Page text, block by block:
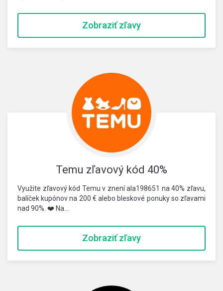
Zobraziť zľavy
Temu zľavový kód 40%
Využite zľavový kód Temu v znení ala198651 na 40% zľavu,
balíček kupónov na 200 € alebo bleskové ponuky so zľavami
nad 90%. ❤️ Na…
Zobraziť zľavy